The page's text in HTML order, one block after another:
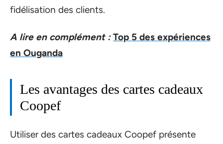
fidélisation des clients.
A lire en complément : Top 5 des expériences
en Ouganda
Les avantages des cartes cadeaux
Coopef
Utiliser des cartes cadeaux Coopef présente